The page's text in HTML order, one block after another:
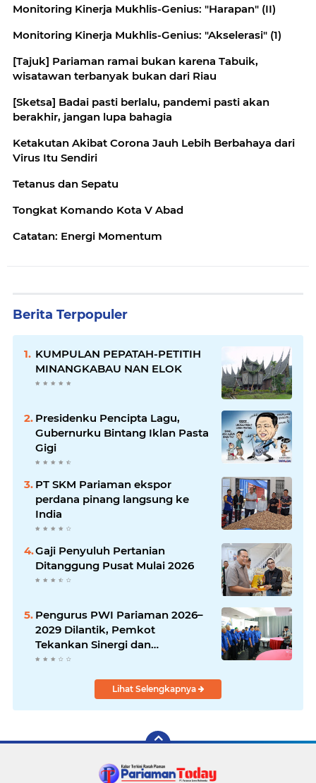
Monitoring Kinerja Mukhlis-Genius: "Harapan" (II)
Monitoring Kinerja Mukhlis-Genius: "Akselerasi" (1)
[Tajuk] Pariaman ramai bukan karena Tabuik,
wisatawan terbanyak bukan dari Riau
[Sketsa] Badai pasti berlalu, pandemi pasti akan
berakhir, jangan lupa bahagia
Ketakutan Akibat Corona Jauh Lebih Berbahaya dari
Virus Itu Sendiri
Tetanus dan Sepatu
Tongkat Komando Kota V Abad
Catatan: Energi Momentum
Berita Terpopuler
KUMPULAN PEPATAH-PETITIH
MINANGKABAU NAN ELOK
Presidenku Pencipta Lagu,
Gubernurku Bintang Iklan Pasta
Gigi
PT SKM Pariaman ekspor
perdana pinang langsung ke
India
Gaji Penyuluh Pertanian
Ditanggung Pusat Mulai 2026
Pengurus PWI Pariaman 2026–
2029 Dilantik, Pemkot
Tekankan Sinergi dan
Profesionalisme Pers
Lihat Selengkapnya